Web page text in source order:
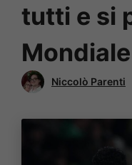
tutti e si
Mondiale
Niccolò Parenti